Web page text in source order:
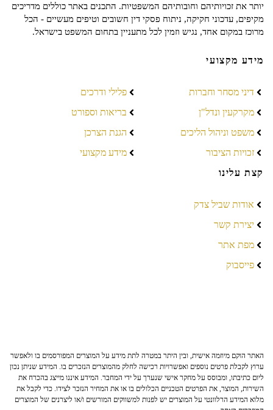
יותר את זכויותיהם וחובותיהם המשפטיות. התכנים באתר כוללים מדריכים
מקיפים, עדכוני חקיקה, ניתוח פסקי דין חשובים וטיפים מעשיים - הכל
מרוכז במקום אחד, נגיש וזמין לכל מתעניין בתחום המשפט בישראל.
מידע מקצועי
דיני מסחר וחברות
מקרקעין ונדל"ן
משפט וניהול הליכים
זכויות הציבור
פלילי ודרכים
בריאות וספורט
הגנת הצרכן
מידע מקצועי
קצת עלינו
אודות שביל צדק
יצירת קשר
מפת אתר
פייסבוק
האתר הוקם מיוזמה אישית, ובין היתר במטרה לתת מידע על המוצרים המפורסמים בו ולאפשר
ערוץ לקבלת פרטים נוספים ואפשרויות רכישה לחלק מהמוצרים הנזכרים בו. המידע שניתן נכון
ליום כתיבתו, ומבוסס על מחקר אישי שנערך על ידי המחבר. המידע איננו מייצג בהכרח את
השירות, המוצר, את הפרטים הטכניים הכלולים בו או את המחיר הנזכר לצידו. כדי לקבל את
מלוא המידע הרלוונטי על המוצרים יש לפנות למשווקים המורשים ו/או ליצרנים של המוצרים